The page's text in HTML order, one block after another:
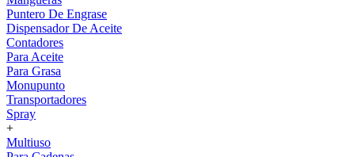
Puntero De Engrase
Dispensador De Aceite
Contadores
Para Aceite
Para Grasa
Monupunto
Transportadores
Spray
+
Multiuso